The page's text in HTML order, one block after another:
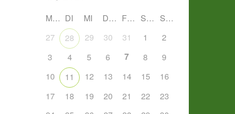
MO DI MI DO FR SA
SO
27
28 29 30 31 1
2
3
4 5 6 7 8
9
10
11 12 13 14 15
16
17
18 19 20 21 22
23